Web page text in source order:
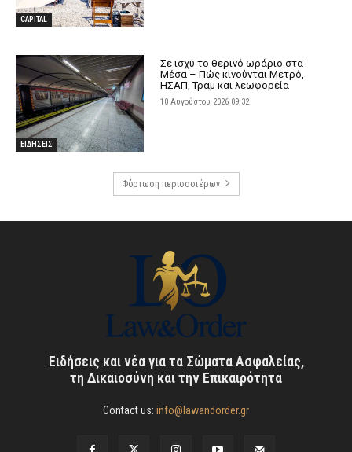
CAPITAL
ΕΙΔΗΣΕΙΣ
Σε ισχύ το θερινό ωράριο στα
Μέσα – Πώς κινούνται Μετρό,
ΗΣΑΠ, Τραμ και λεωφορεία
10 Αυγούστου 2026 09:32
Φόρτωση περισσοτέρων
Ειδήσεις και νέα για τα Σώματα Ασφαλείας,
τη Δικαιοσύνη και την Επικαιρότητα
Contact us: info@lawandorder.gr